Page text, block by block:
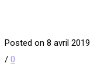
Posted on 8 avril 2019
/ 0